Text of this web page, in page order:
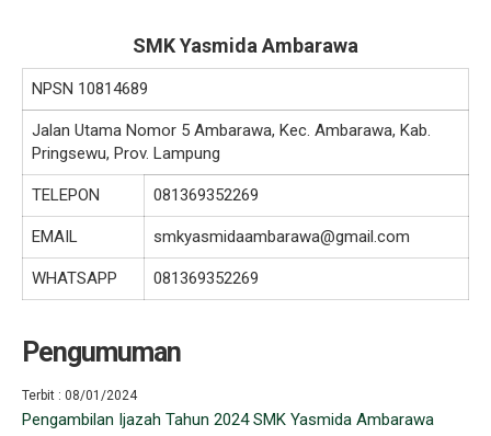
SMK Yasmida Ambarawa
NPSN 10814689
Jalan Utama Nomor 5 Ambarawa, Kec. Ambarawa, Kab.
Pringsewu, Prov. Lampung
TELEPON 081369352269
EMAIL smkyasmidaambarawa@gmail.com
WHATSAPP 081369352269
Pengumuman
Terbit : 08/01/2024
Pengambilan Ijazah Tahun 2024 SMK Yasmida Ambarawa